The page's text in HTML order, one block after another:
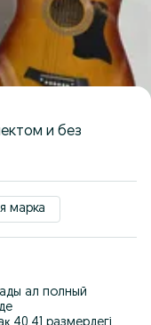
и без
марка
ал полный